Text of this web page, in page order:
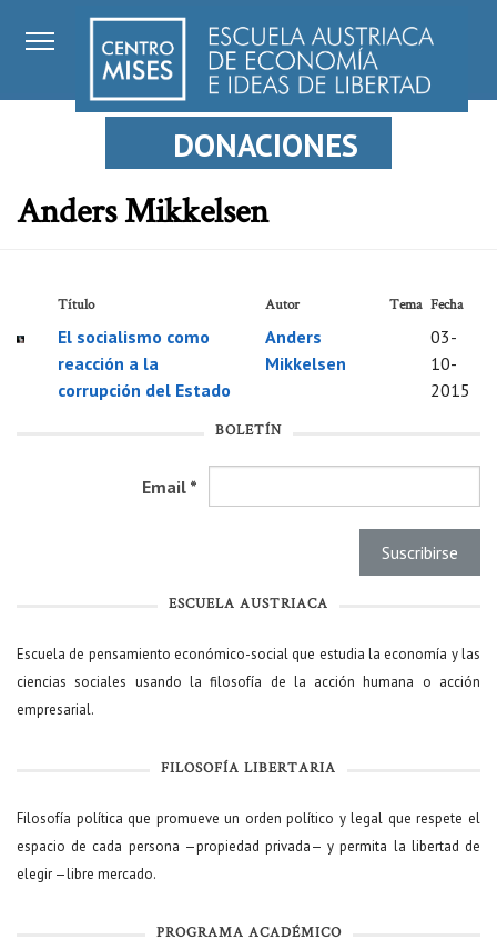
DONACIONES
Anders Mikkelsen
Título Autor Tema Fecha
El socialismo como
reacción a la
corrupción del Estado
Anders
Mikkelsen
03-
10-
2015
BOLETÍN
Email *
ESCUELA AUSTRIACA
Escuela de pensamiento económico-social que estudia la economía y las
ciencias sociales usando la filosofía de la acción humana o acción
empresarial.
FILOSOFÍA LIBERTARIA
Filosofía política que promueve un orden político y legal que respete el
espacio de cada persona —propiedad privada— y permita la libertad de
elegir —libre mercado.
PROGRAMA ACADÉMICO